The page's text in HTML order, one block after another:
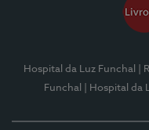
Hospital da Luz Funchal
|
Funchal
| Hospital da